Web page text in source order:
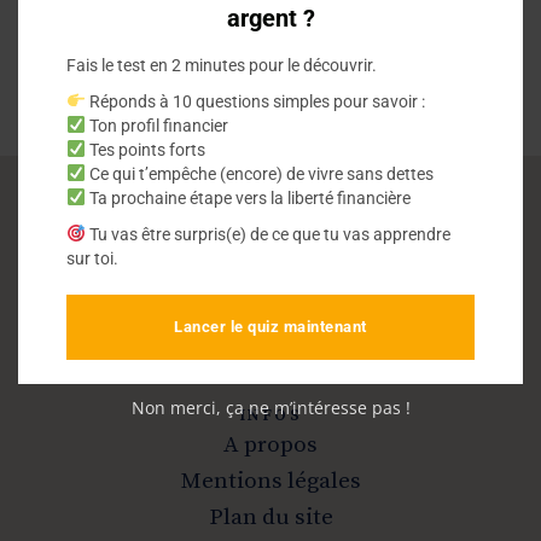
Vivre sans dettes
INFOS
A propos
Mentions légales
Plan du site
argent ?
Fais le test en 2 minutes pour le découvrir.
Réponds à 10 questions simples pour savoir :
Ton profil financier
Tes points forts
Ce qui t’empêche (encore) de vivre sans dettes
Ta prochaine étape vers la liberté financière
Tu vas être surpris(e) de ce que tu vas apprendre
sur toi.
Lancer le quiz maintenant
Non merci, ça ne m’intéresse pas !